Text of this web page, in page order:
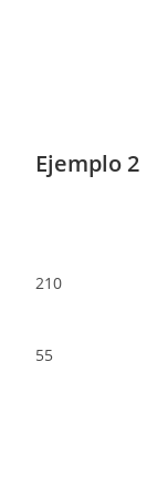
Ejemplo 2
210
55